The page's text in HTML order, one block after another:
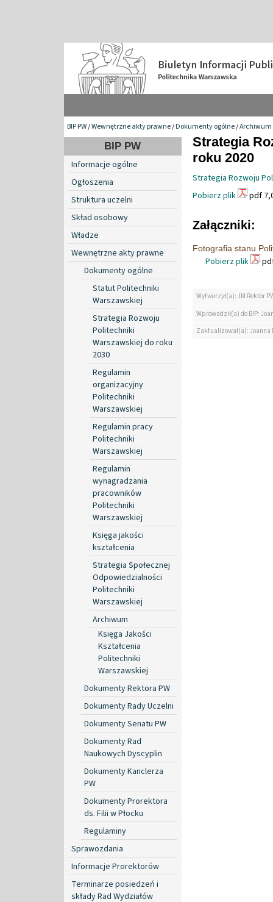
BIP PW/Wewnętrzne akty prawne/Dokumenty ogólne/Archiwum
BIP PW
Informacje ogólne
Ogłoszenia
Struktura uczelni
Skład osobowy
Władze
Wewnętrzne akty prawne
Dokumenty ogólne
Statut Politechniki
Warszawskiej
Strategia Rozwoju
Politechniki
Warszawskiej do roku
2030
Regulamin
organizacyjny
Politechniki
Warszawskiej
Regulamin pracy
Politechniki
Warszawskiej
Regulamin
wynagradzania
pracowników
Politechniki
Warszawskiej
Księga jakości
kształcenia
Strategia Społecznej
Odpowiedzialności
Politechniki
Warszawskiej
Archiwum
Księga Jakości
Kształcenia
Politechniki
Warszawskiej
Dokumenty Rektora PW
Dokumenty Rady Uczelni
Dokumenty Senatu PW
Dokumenty Rad
Naukowych Dyscyplin
Dokumenty Kanclerza
PW
Dokumenty Prorektora
ds. Filii w Płocku
Regulaminy
Sprawozdania
Informacje Prorektorów
Terminarze posiedzeń i
składy Rad Wydziałów
Strategia
roku 2020
Strategia Rozwoju
Pobierz plik
pdf
Załączniki:
Fotografia stanu
Pobierz plik
Wytworzył(a): JM Rektor
Wprowadził(a) do BIP:
Zaktualizował(a):